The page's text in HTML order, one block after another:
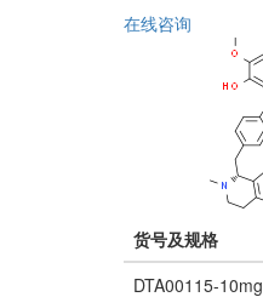
在线咨询
货号及规格
DTA00115-10mg